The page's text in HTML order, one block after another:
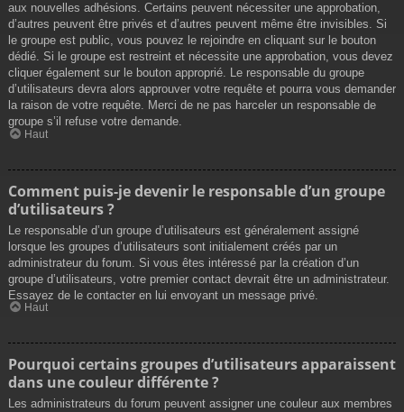
aux nouvelles adhésions. Certains peuvent nécessiter une approbation,
d’autres peuvent être privés et d’autres peuvent même être invisibles. Si
le groupe est public, vous pouvez le rejoindre en cliquant sur le bouton
dédié. Si le groupe est restreint et nécessite une approbation, vous devez
cliquer également sur le bouton approprié. Le responsable du groupe
d’utilisateurs devra alors approuver votre requête et pourra vous demander
la raison de votre requête. Merci de ne pas harceler un responsable de
groupe s’il refuse votre demande.
Haut
Comment puis-je devenir le responsable d’un groupe
d’utilisateurs ?
Le responsable d’un groupe d’utilisateurs est généralement assigné
lorsque les groupes d’utilisateurs sont initialement créés par un
administrateur du forum. Si vous êtes intéressé par la création d’un
groupe d’utilisateurs, votre premier contact devrait être un administrateur.
Essayez de le contacter en lui envoyant un message privé.
Haut
Pourquoi certains groupes d’utilisateurs apparaissent
dans une couleur différente ?
Les administrateurs du forum peuvent assigner une couleur aux membres